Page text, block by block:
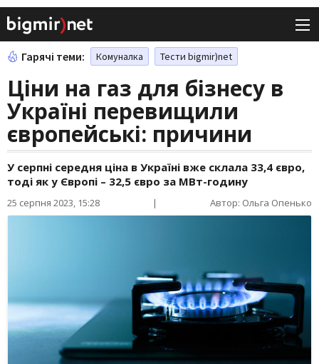
Гарячі теми: Комуналка Тести bigmir)net
Ціни на газ для бізнесу в
Україні перевищили
європейські: причини
У серпні середня ціна в Україні вже склала 33,4 євро,
тоді як у Європі – 32,5 євро за МВт-годину
25 серпня 2023, 15:28 | Автор: Ольга Опенько